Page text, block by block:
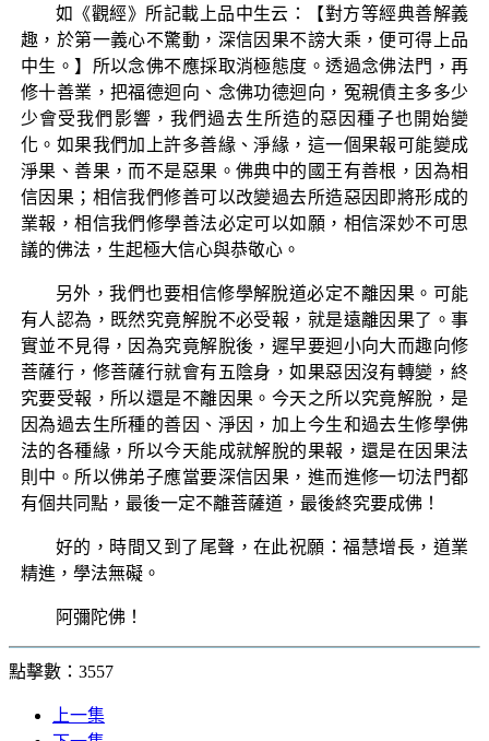
如《觀經》所記載上品中生云：【對方等經典善解義
趣，於第一義心不驚動，深信因果不謗大乘，便可得上品
中生。】所以念佛不應採取消極態度。透過念佛法門，再
修十善業，把福德迴向、念佛功德迴向，冤親債主多多少
少會受我們影響，我們過去生所造的惡因種子也開始變
化。如果我們加上許多善緣、淨緣，這一個果報可能變成
淨果、善果，而不是惡果。佛典中的國王有善根，因為相
信因果；相信我們修善可以改變過去所造惡因即將形成的
業報，相信我們修學善法必定可以如願，相信深妙不可思
議的佛法，生起極大信心與恭敬心。
另外，我們也要相信修學解脫道必定不離因果。可能
有人認為，既然究竟解脫不必受報，就是遠離因果了。事
實並不見得，因為究竟解脫後，遲早要迴小向大而趣向修
菩薩行，修菩薩行就會有五陰身，如果惡因沒有轉變，終
究要受報，所以還是不離因果。今天之所以究竟解脫，是
因為過去生所種的善因、淨因，加上今生和過去生修學佛
法的各種緣，所以今天能成就解脫的果報，還是在因果法
則中。所以佛弟子應當要深信因果，進而進修一切法門都
有個共同點，最後一定不離菩薩道，最後終究要成佛！
好的，時間又到了尾聲，在此祝願：福慧增長，道業
精進，學法無礙。
阿彌陀佛！
點擊數：3557
上一集